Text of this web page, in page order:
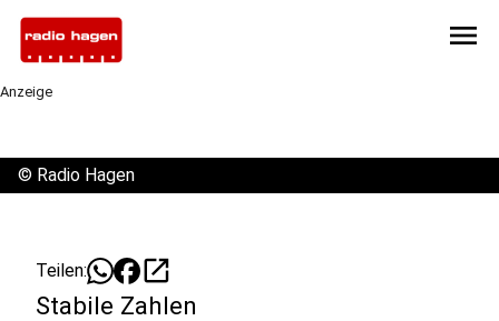
menu
Anzeige
© Radio Hagen
Teilen: open_in_new
Stabile Zahlen